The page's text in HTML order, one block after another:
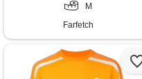
M
Farfetch